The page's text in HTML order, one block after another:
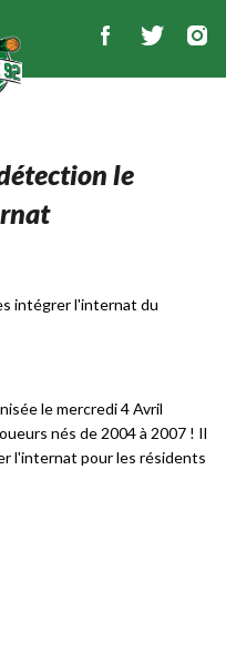
le
intégrer l'internat du
le mercredi 4 Avril
nés de 2004 à 2007 ! Il
l'internat pour les résidents